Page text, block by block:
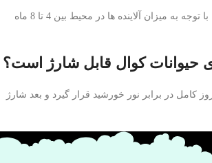
طول عمر این پد فیلتر ها با توجه به میزان آلاینده ها در محیط بین 4 تا 8 ماه
کامل در برابر نور خورشید قرار گیرد و بعد شارژ